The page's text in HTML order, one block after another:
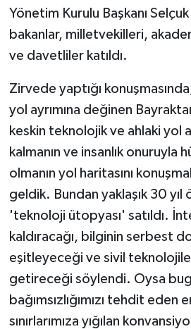
Yönetim Kurulu Başkanı
bakanlar, milletvekilleri,
ve davetliler katıldı.
Zirvede yaptığı
yol ayrımına değinen
keskin teknolojik ve ahlaki yol
kalmanın ve insanlık onuruyla
olmanın yol haritasını
geldik. Bundan yaklaşık 30 yıl
'teknoloji ütopyası' satıldı.
kaldıracağı, bilginin serbest
eşitleyeceği ve sivil
getireceği söylendi. Oysa
bağımsızlığımızı tehdit eden
sınırlarımıza yığılan